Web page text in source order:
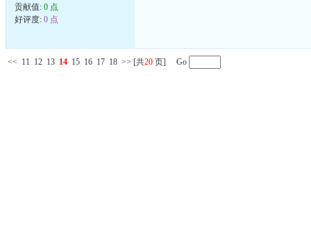
贡献值: 0 点
好评度: 0 点
<< 11 12 13 14 15 16 17 18 >> [共20 页] Go